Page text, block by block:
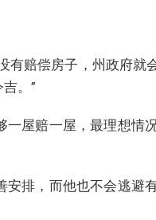
有赔偿房子，州政府就
。”
屋赔一屋，最理想情
排，而他也不会逃避